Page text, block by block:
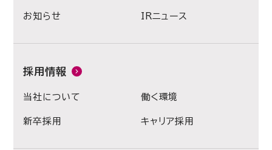
お知らせ IRニュース
採用情報
当社について 働く環境
新卒採用 キャリア採用